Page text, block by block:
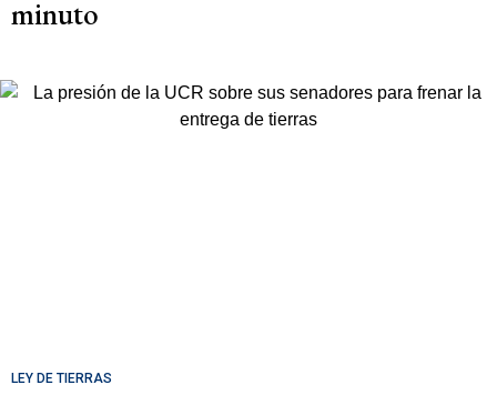
minuto
LEY DE TIERRAS